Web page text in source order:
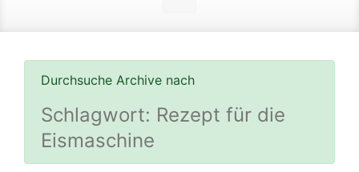
Durchsuche Archive nach
Schlagwort: Rezept für die
Eismaschine